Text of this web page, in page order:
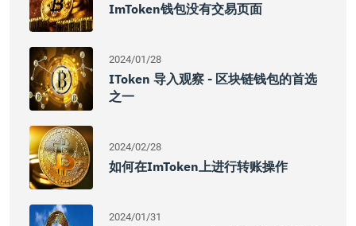
ImToken钱包没有交易页面
2024/01/28
IToken 导入观察 - 区块链钱包的首选
之一
2024/02/28
如何在imToken上进行转账操作
2024/01/31